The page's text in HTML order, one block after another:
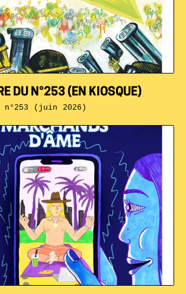
DU N°253 (EN KIOSQUE)
n°253 (juin 2026)